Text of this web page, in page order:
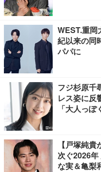
WEST.重岡
紀以来の同
パパに
フジ杉原千
レス姿に反
「大人っ
【戸塚純
次ぐ2026
な実＆亀梨